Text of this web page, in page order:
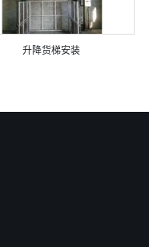
升降货梯安装